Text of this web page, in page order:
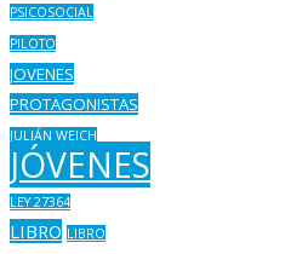
PSICOSOCIAL
PILOTO
JOVENES
PROTAGONISTAS
JULIÁN WEICH
JÓVENES
LEY 27364
LIBRO LIBRO